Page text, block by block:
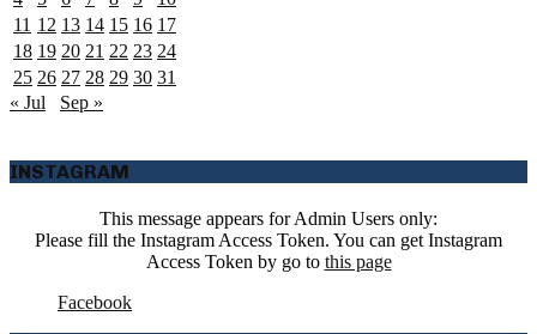
11 12 13 14 15 16 17
18 19 20 21 22 23 24
25 26 27 28 29 30 31
« Jul
Sep »
INSTAGRAM
This message appears for Admin Users only:
Please fill the Instagram Access Token. You can get Instagram
Access Token by go to this page
Facebook